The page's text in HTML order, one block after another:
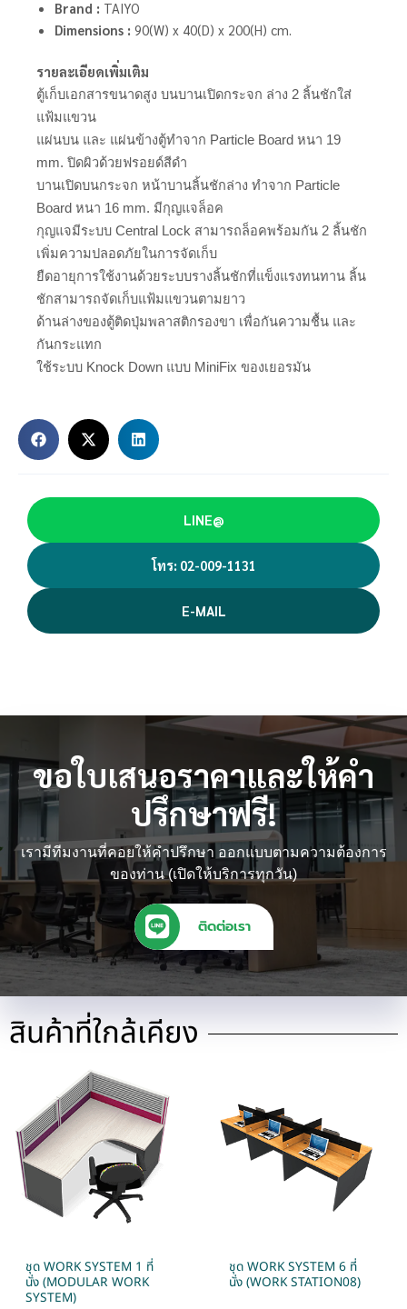
Brand : TAIYO
Dimensions : 90(W) x 40(D) x 200(H) cm.
รายละเอียดเพิ่มเติม
ตู้เก็บเอกสารขนาดสูง บนบานเปิดกระจก ล่าง 2 ลิ้นชักใส่
แฟ้มแขวน
แผ่นบน และ แผ่นข้างตู้ทำจาก Particle Board หนา 19
mm. ปิดผิวด้วยฟรอยด์สีดำ
บานเปิดบนกระจก หน้าบานลิ้นชักล่าง ทำจาก Particle
Board หนา 16 mm. มีกุญแจล็อค
กุญแจมีระบบ Central Lock สามารถล็อคพร้อมกัน 2 ลิ้นชัก
เพิ่มความปลอดภัยในการจัดเก็บ
ยืดอายุการใช้งานด้วยระบบรางลิ้นชักที่แข็งแรงทนทาน ลิ้น
ชักสามารถจัดเก็บแฟ้มแขวนตามยาว
ด้านล่างของตู้ติดปุ่มพลาสติกรองขา เพื่อกันความชื้น และ
กันกระแทก
ใช้ระบบ Knock Down แบบ MiniFix ของเยอรมัน
LINE@
โทร: 02-009-1131
E-MAIL
ขอใบเสนอราคาและให้คำ
ปรึกษาฟรี!
เรามีทีมงานที่คอยให้คำปรึกษา ออกแบบตามความต้องการ
ของท่าน (เปิดให้บริการทุกวัน)
ติดต่อเรา
สินค้าที่ใกล้เคียง
ชุด WORK SYSTEM 1 ที่
นั่ง (MODULAR WORK
SYSTEM)
ชุด WORK SYSTEM 6 ที่
นั่ง (WORK STATION08)